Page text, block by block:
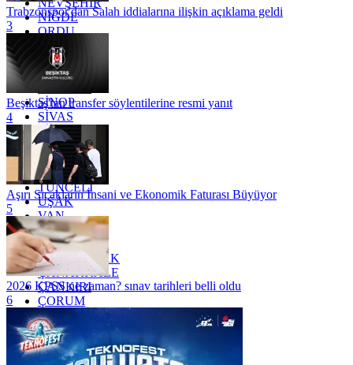
NİĞDE
ORDU
OSMANİYE
RİZE
SAKARYA
SİNOP
SİVAS
SİİRT
TEKİRDAĞ
TOKAT
TRABZON
TUNCELİ
UŞAK
VAN
YALOVA
YOZGAT
ZONGULDAK
ÇANAKKALE
ÇANKIRI
ÇORUM
İSTANBUL
İZMİR
ŞANLIURFA
ŞIRNAK
Trabzonspor'dan Salah iddialarına ilişkin açıklama geldi
3
Beşiktaş'tan transfer söylentilerine resmi yanıt
4
Aşırı Sıcakların İnsani ve Ekonomik Faturası Büyüyor
5
2026 KPSS ne zaman? sınav tarihleri belli oldu
6